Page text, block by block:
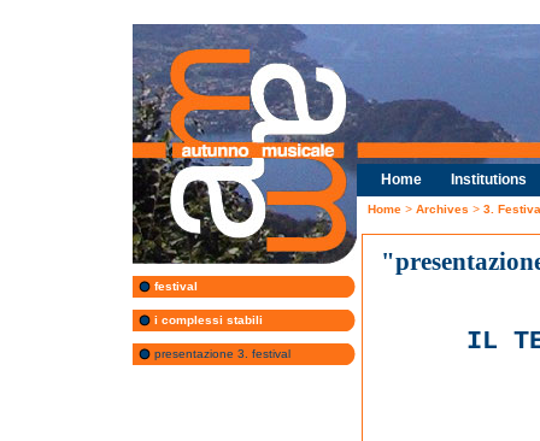
festival
i complessi stabili
presentazione 3. festival
Home Institutions
Home > Archives > 3.
IL